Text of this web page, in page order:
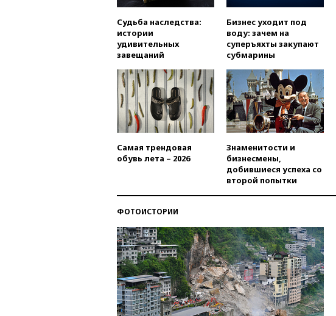
Судьба наследства:
истории
удивительных
завещаний
Бизнес уходит под
воду: зачем на
суперъяхты закупают
субмарины
Самая трендовая
обувь лета – 2026
Знаменитости и
бизнесмены,
добившиеся успеха со
второй попытки
ФОТОИСТОРИИ